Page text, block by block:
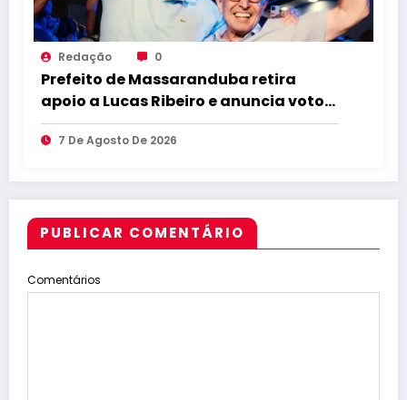
Redação 0
Prefeito de Massaranduba retira
apoio a Lucas Ribeiro e anuncia voto
em Cícero para o Governo
7 De Agosto De 2026
PUBLICAR COMENTÁRIO
Comentários